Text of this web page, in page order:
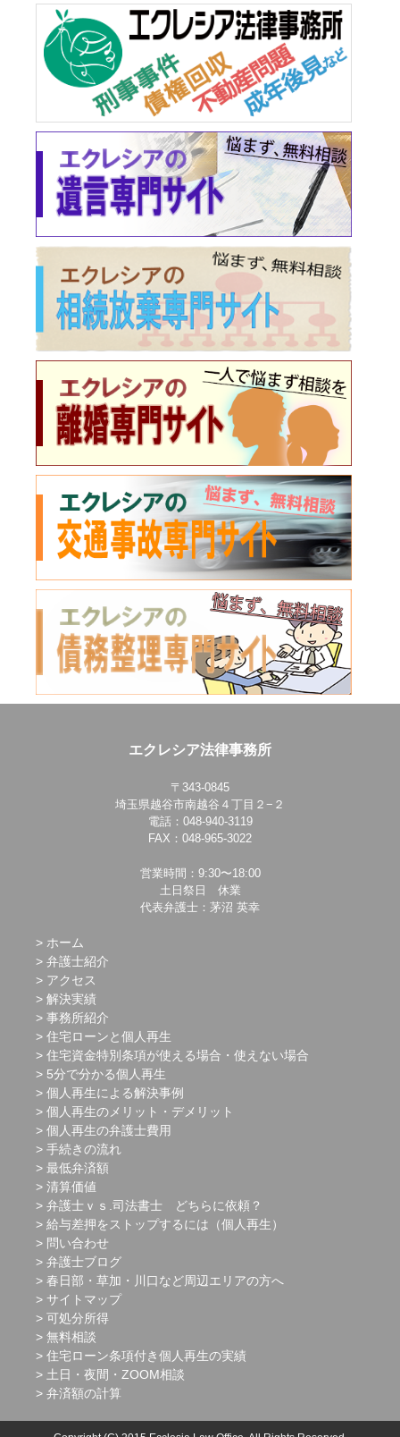
エクレシア法律事務所
〒343-0845
埼玉県越谷市南越谷４丁目２−２
電話：048-940-3119
FAX：048-965-3022
営業時間：9:30〜18:00
土日祭日 休業
代表弁護士：茅沼 英幸
ホーム
弁護士紹介
アクセス
解決実績
事務所紹介
住宅ローンと個人再生
住宅資金特別条項が使える場合・使えない場合
5分で分かる個人再生
個人再生による解決事例
個人再生のメリット・デメリット
個人再生の弁護士費用
手続きの流れ
最低弁済額
清算価値
弁護士ｖｓ.司法書士 どちらに依頼？
給与差押をストップするには（個人再生）
問い合わせ
弁護士ブログ
春日部・草加・川口など周辺エリアの方へ
サイトマップ
可処分所得
無料相談
住宅ローン条項付き個人再生の実績
土日・夜間・ZOOM相談
弁済額の計算